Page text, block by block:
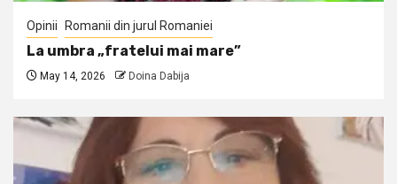
Opinii Romanii din jurul Romaniei
La umbra „fratelui mai mare”
May 14, 2026 Doina Dabija